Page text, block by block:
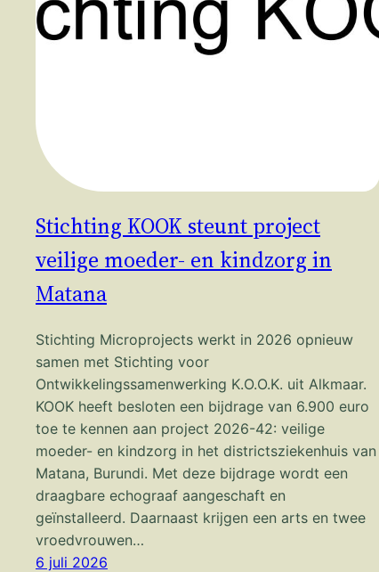
Stichting KOOK steunt project
veilige moeder- en kindzorg in
Matana
Stichting Microprojects werkt in 2026 opnieuw
samen met Stichting voor
Ontwikkelingssamenwerking K.O.O.K. uit Alkmaar.
KOOK heeft besloten een bijdrage van 6.900 euro
toe te kennen aan project 2026-42: veilige
moeder- en kindzorg in het districtsziekenhuis van
Matana, Burundi. Met deze bijdrage wordt een
draagbare echograaf aangeschaft en
geïnstalleerd. Daarnaast krijgen een arts en twee
vroedvrouwen…
6 juli 2026